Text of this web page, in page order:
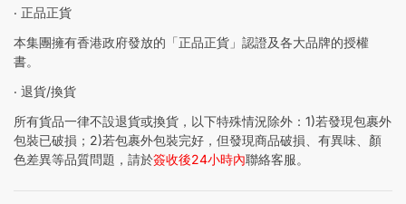
‧ 正品正貨
本集團擁有香港政府發放的「正品正貨」認證及各大品牌的授權
書。
‧ 退貨/換貨
所有貨品一律不設退貨或換貨，以下特殊情況除外：1)若發現包裹外
包裝已破損；2)若包裹外包裝完好，但發現商品破損、有異味、顏
色差異等品質問題，請於簽收後24小時內聯絡客服。